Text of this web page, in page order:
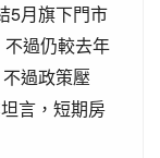
5月旗下門市
過仍較去年
過政策壓
言，短期房